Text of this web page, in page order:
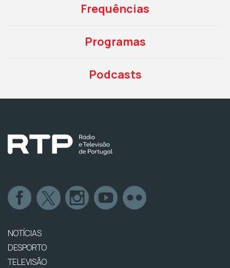
Frequências
Programas
Podcasts
NOTÍCIAS
DESPORTO
TELEVISÃO